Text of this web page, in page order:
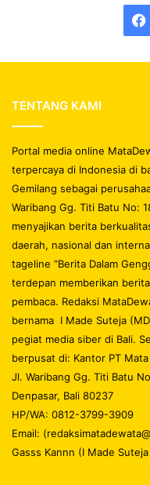
TENTANG KAMI
Portal media online
terpercaya di Indonesia di
Gemilang sebagai
Waribang Gg. Titi Batu No:
menyajikan berita
daerah, nasional dan
tageline “Berita Dalam
terdepan memberikan
pembaca. Redaksi
bernama I Made Suteja
pegiat media siber di Bali.
berpusat di: Kantor PT
Jl. Waribang Gg. Titi Batu
Denpasar, Bali 80237
HP/WA: 0812-3799-3909
Email:
Gasss Kannn (I Made